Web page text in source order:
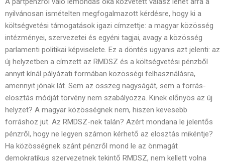
nyilvánosan ismételten megfogalmazott kérdésre, hogy ki a
költségvetési támogatások igazi címzettje: a magyar közösség
intézményei, szervezetei és egyéni tagjai, avagy a közösség
parlamenti politikai képviselete. Ez a döntés ugyanis azt jelenti: az
új helyzetben a címzett az RMDSZ és a költségvetési pénzből
annyit kínál pályázati formában közösségi felhasználásra,
amennyit jónak lát. Sem az összeg nagyságát, sem a forrás-
elosztás módját törvény nem szabályozza. Kinek előnyös az új
helyzet? A magyar közösségnek nem, hiszen kevesebb
forráshoz jut. Az RMDSZ-nek talán? Azért mondana le jelentős
pénzről, hogy ne legyen számon kérhető az elosztás mikéntje?
Ha közösségnek szánt pénzről mond le az önmagát
demokratikus szervezetnek tekintő RMDSZ, nem kellett volna